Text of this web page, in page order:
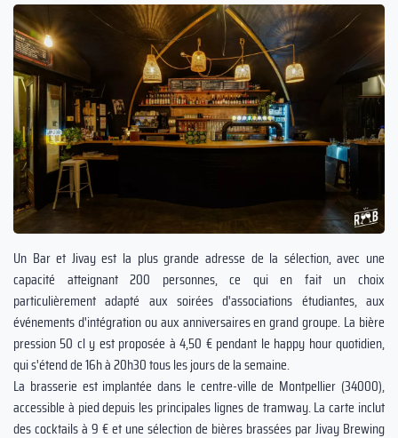
Un Bar et Jivay est la plus grande adresse de la sélection, avec une
capacité atteignant 200 personnes, ce qui en fait un choix
particulièrement adapté aux soirées d'associations étudiantes, aux
événements d'intégration ou aux anniversaires en grand groupe. La bière
pression 50 cl y est proposée à 4,50 € pendant le happy hour quotidien,
qui s'étend de 16h à 20h30 tous les jours de la semaine.
La brasserie est implantée dans le centre-ville de Montpellier (34000),
accessible à pied depuis les principales lignes de tramway. La carte inclut
des cocktails à 9 € et une sélection de bières brassées par Jivay Brewing